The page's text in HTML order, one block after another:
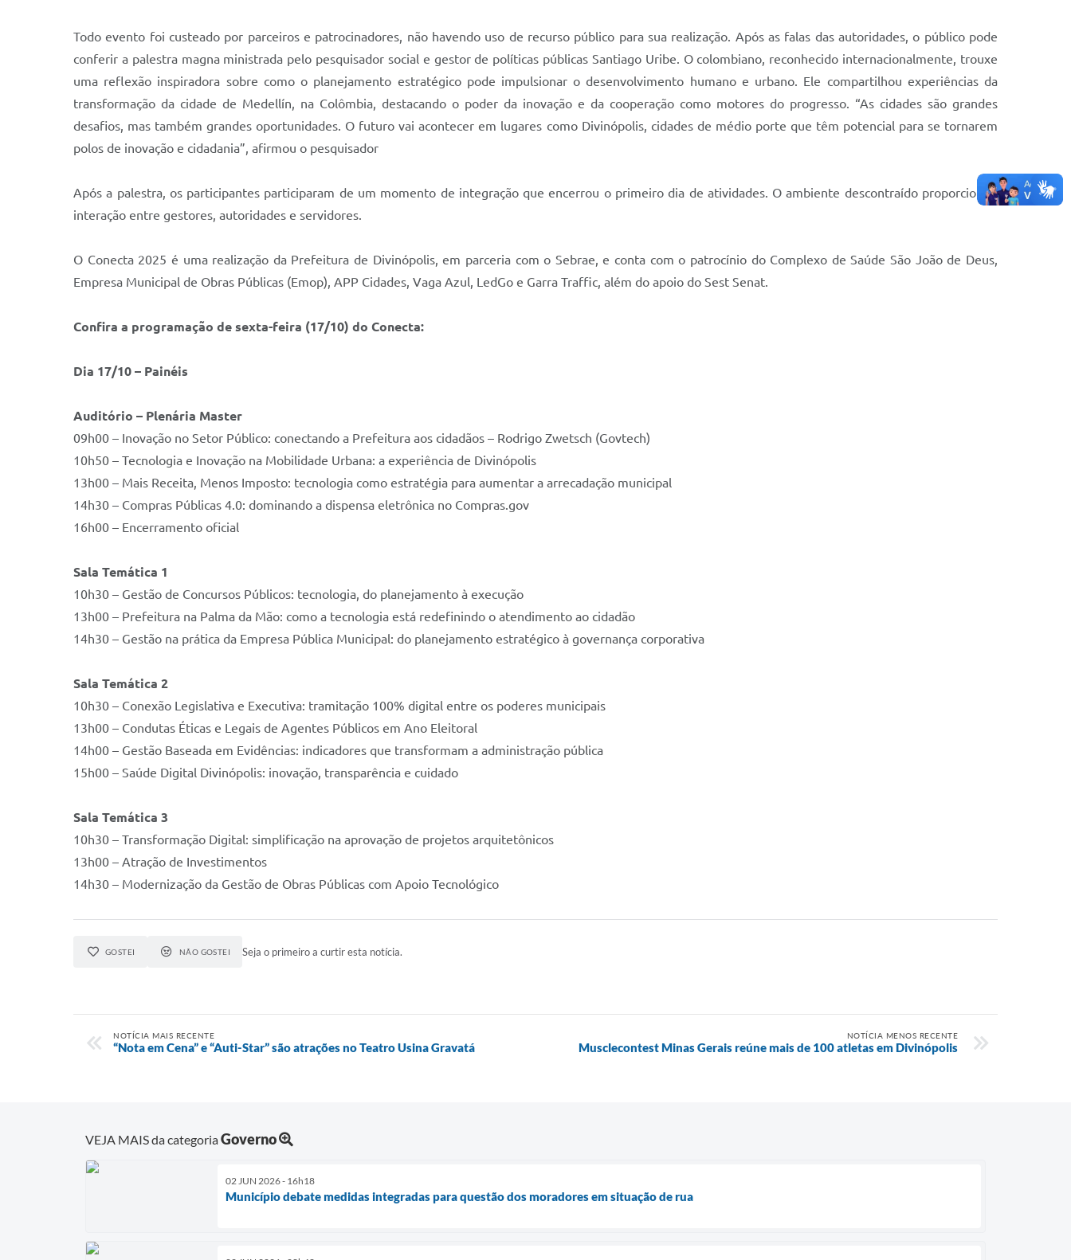
Todo evento foi custeado por parceiros e patrocinadores, não havendo uso de recurso público para sua realização. Após as falas das autoridades, o público pode
conferir a palestra magna ministrada pelo pesquisador social e gestor de políticas públicas Santiago Uribe. O colombiano, reconhecido internacionalmente, trouxe
uma reflexão inspiradora sobre como o planejamento estratégico pode impulsionar o desenvolvimento humano e urbano. Ele compartilhou experiências da
transformação da cidade de Medellín, na Colômbia, destacando o poder da inovação e da cooperação como motores do progresso. “As cidades são grandes
desafios, mas também grandes oportunidades. O futuro vai acontecer em lugares como Divinópolis, cidades de médio porte que têm potencial para se tornarem
polos de inovação e cidadania”, afirmou o pesquisador
Após a palestra, os participantes participaram de um momento de integração que encerrou o primeiro dia de atividades. O ambiente descontraído proporcionou
interação entre gestores, autoridades e servidores.
O Conecta 2025 é uma realização da Prefeitura de Divinópolis, em parceria com o Sebrae, e conta com o patrocínio do Complexo de Saúde São João de Deus,
Empresa Municipal de Obras Públicas (Emop), APP Cidades, Vaga Azul, LedGo e Garra Traffic, além do apoio do Sest Senat.
Confira a programação de sexta-feira (17/10) do Conecta:
Dia 17/10 – Painéis
Auditório – Plenária Master
09h00 – Inovação no Setor Público: conectando a Prefeitura aos cidadãos – Rodrigo Zwetsch (Govtech)
10h50 – Tecnologia e Inovação na Mobilidade Urbana: a experiência de Divinópolis
13h00 – Mais Receita, Menos Imposto: tecnologia como estratégia para aumentar a arrecadação municipal
14h30 – Compras Públicas 4.0: dominando a dispensa eletrônica no Compras.gov
16h00 – Encerramento oficial
Sala Temática 1
10h30 – Gestão de Concursos Públicos: tecnologia, do planejamento à execução
13h00 – Prefeitura na Palma da Mão: como a tecnologia está redefinindo o atendimento ao cidadão
14h30 – Gestão na prática da Empresa Pública Municipal: do planejamento estratégico à governança corporativa
Sala Temática 2
10h30 – Conexão Legislativa e Executiva: tramitação 100% digital entre os poderes municipais
13h00 – Condutas Éticas e Legais de Agentes Públicos em Ano Eleitoral
14h00 – Gestão Baseada em Evidências: indicadores que transformam a administração pública
15h00 – Saúde Digital Divinópolis: inovação, transparência e cuidado
Sala Temática 3
10h30 – Transformação Digital: simplificação na aprovação de projetos arquitetônicos
13h00 – Atração de Investimentos
14h30 – Modernização da Gestão de Obras Públicas com Apoio Tecnológico
GOSTEI NÃO GOSTEI Seja o primeiro a curtir esta notícia.
NOTÍCIA MAIS RECENTE
“Nota em Cena” e “Auti-Star” são atrações no Teatro Usina Gravatá
NOTÍCIA MENOS RECENTE
Musclecontest Minas Gerais reúne mais de 100 atletas em Divinópolis
VEJA MAIS da categoriaGoverno
02 JUN 2026 - 16h18
Município debate medidas integradas para questão dos moradores em situação de rua